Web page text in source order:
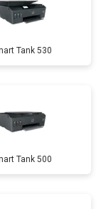
Tank 530
Tank 500